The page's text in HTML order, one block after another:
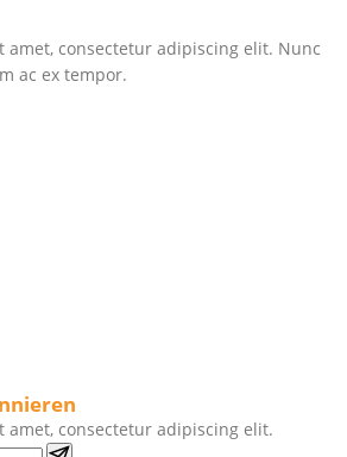
amet, consectetur adipiscing elit. Nunc
ac ex tempor.
amet, consectetur adipiscing elit.